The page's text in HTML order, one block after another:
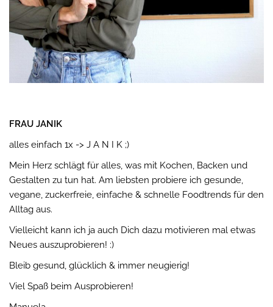
FRAU JANIK
alles einfach 1x -> J A N I K ;)
Mein Herz schlägt für alles, was mit Kochen, Backen und
Gestalten zu tun hat. Am liebsten probiere ich gesunde,
vegane, zuckerfreie, einfache & schnelle Foodtrends für den
Alltag aus.
Vielleicht kann ich ja auch Dich dazu motivieren mal etwas
Neues auszuprobieren! :)
Bleib gesund, glücklich & immer neugierig!
Viel Spaß beim Ausprobieren!